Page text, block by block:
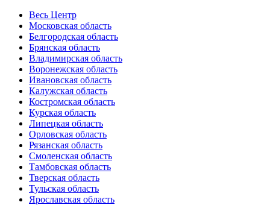
Весь Центр
Московская область
Белгородская область
Брянская область
Владимирская область
Воронежская область
Ивановская область
Калужская область
Костромская область
Курская область
Липецкая область
Орловская область
Рязанская область
Смоленская область
Тамбовская область
Тверская область
Тульская область
Ярославская область